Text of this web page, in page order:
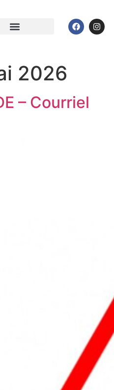
2026
– Courriel